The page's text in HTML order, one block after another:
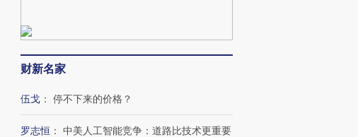
财新名家
伍戈 ： 停不下来的价格？
罗志恒 ： 中美人工智能竞争：道路比技术更重要